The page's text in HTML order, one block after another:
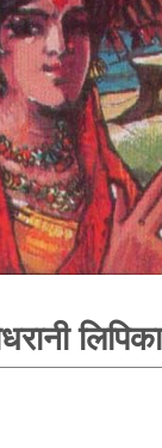
लिपिका